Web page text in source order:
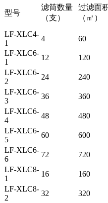
型号
滤筒数量
（支）
过滤面
（㎡）
LF-XLC4-
1
4 60
LF-XLC6-
1
12 120
LF-XLC6-
2
24 240
LF-XLC6-
3
36 360
LF-XLC6-
4
48 480
LF-XLC6-
5
60 600
LF-XLC6-
6
72 720
LF-XLC8-
1
16 160
LF-XLC8-
2
32 320